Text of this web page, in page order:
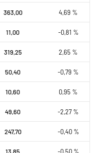
363,00 4,69 %
11,00 -0,81 %
319,25 2,65 %
50,40 -0,79 %
10,60 0,95 %
49,60 -2,27 %
247,70 -0,40 %
13,85 -0,50 %